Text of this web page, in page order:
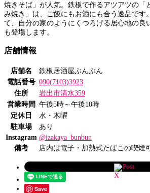
焼きそば」が人気。鉄板で作るアツアツの「
み焼き」は、ご飯にもお酒にも合う逸品です
て、自分の家のようにくつろげる居心地の良
も登場します。
店舗情報
店舗名
鉄板居酒屋ぶんぶん
電話番号 090(7103)3923
住所
岩出市清水359
営業時間 午後5時～午後10時
定休日
水・木曜
駐車場
あり
Instagram @izakaya_bunbun
備考
店内は電子・加熱式たばこの喫煙
Post
Save